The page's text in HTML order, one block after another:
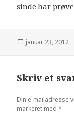
sinde har
januar 23, 2012
Skriv et
Din e-mailadresse
markeret med*